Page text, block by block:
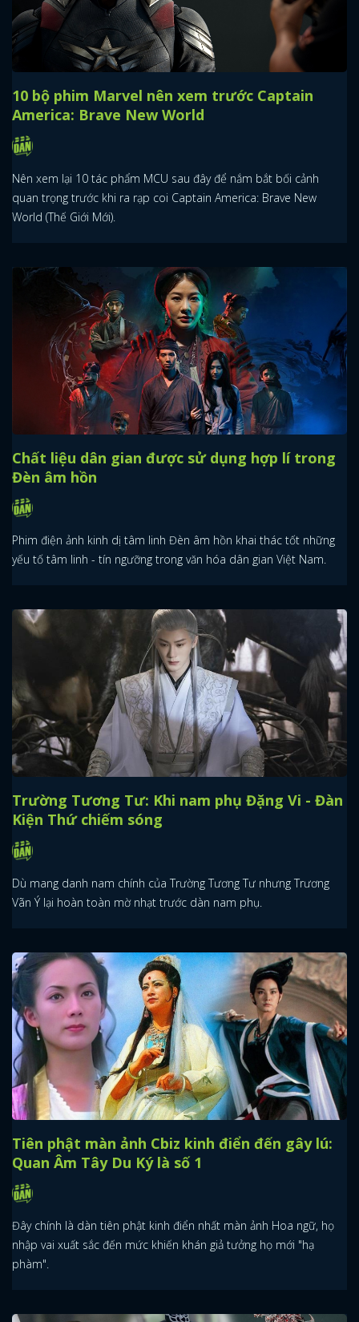
10 bộ phim Marvel nên xem trước Captain
America: Brave New World
Nên xem lại 10 tác phẩm MCU sau đây để nắm bắt bối cảnh
quan trọng trước khi ra rạp coi Captain America: Brave New
World (Thế Giới Mới).
Chất liệu dân gian được sử dụng hợp lí trong
Đèn âm hồn
Phim điện ảnh kinh dị tâm linh Đèn âm hồn khai thác tốt những
yếu tố tâm linh - tín ngưỡng trong văn hóa dân gian Việt Nam.
Trường Tương Tư: Khi nam phụ Đặng Vi - Đàn
Kiện Thứ chiếm sóng
Dù mang danh nam chính của Trường Tương Tư nhưng Trương
Vãn Ý lại hoàn toàn mờ nhạt trước dàn nam phụ.
Tiên phật màn ảnh Cbiz kinh điển đến gây lú:
Quan Âm Tây Du Ký là số 1
Đây chính là dàn tiên phật kinh điển nhất màn ảnh Hoa ngữ, họ
nhập vai xuất sắc đến mức khiến khán giả tưởng họ mới "hạ
phàm".